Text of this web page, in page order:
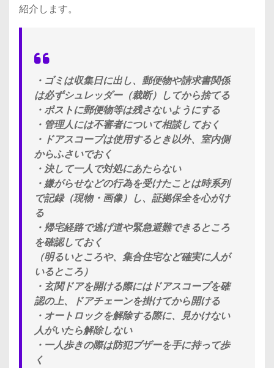
紹介します。
・ゴミは収集日に出し、郵便物や請求書関係
は必ずシュレッダー（裁断）してから捨てる
・ポストに郵便物等は残さないようにする
・管理人には不審者について相談しておく
・ドアスコープは使用するとき以外、室内側
からふさいでおく
・決して一人で対処にあたらない
・嫌がらせなどの行為を受けたことは時系列
で記録（現物・画像）し、証拠保全を心がけ
る
・帰宅経路で逃げ道や緊急避難できるところ
を確認しておく
（明るいところや、集合住宅など確実に人が
いるところ）
・玄関ドアを開ける際にはドアスコープを確
認の上、ドアチェーンを掛けてから開ける
・オートロックを解除する際に、見かけない
人がいたら解除しない
・一人歩きの際は防犯ブザーを手に持って歩
く